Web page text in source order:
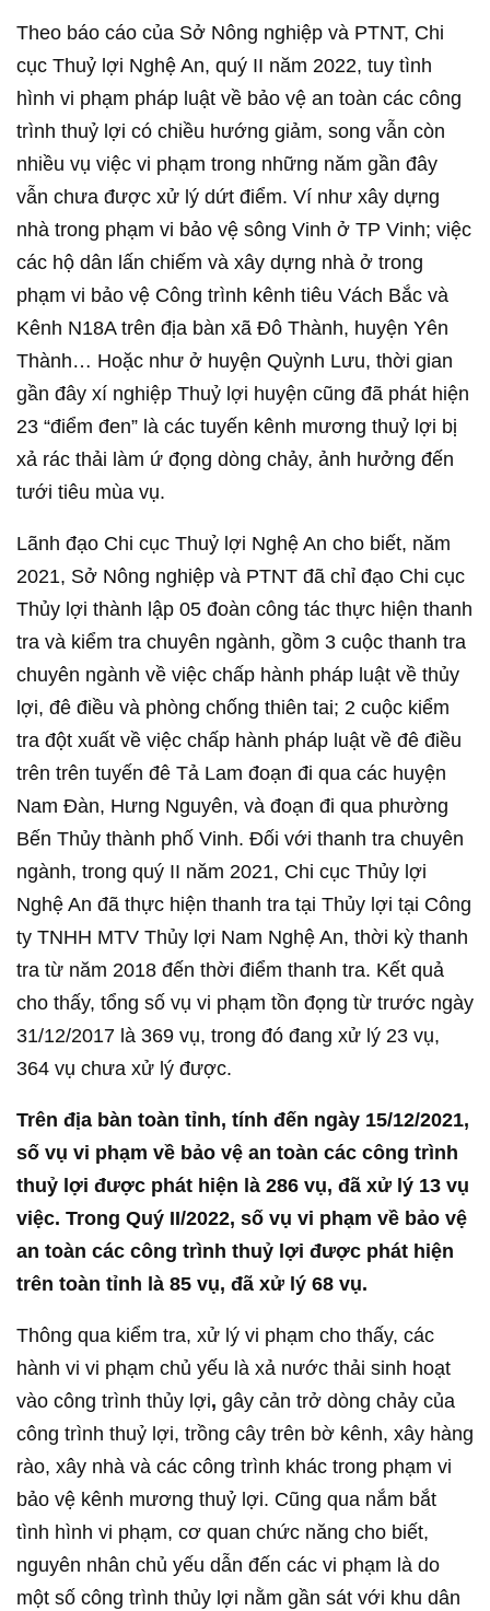
Theo báo cáo của Sở Nông nghiệp và PTNT, Chi
cục Thuỷ lợi Nghệ An, quý II năm 2022, tuy tình
hình vi phạm pháp luật về bảo vệ an toàn các công
trình thuỷ lợi có chiều hướng giảm, song vẫn còn
nhiều vụ việc vi phạm trong những năm gần đây
vẫn chưa được xử lý dứt điểm. Ví như xây dựng
nhà trong phạm vi bảo vệ sông Vinh ở TP Vinh; việc
các hộ dân lấn chiếm và xây dựng nhà ở trong
phạm vi bảo vệ Công trình kênh tiêu Vách Bắc và
Kênh N18A trên địa bàn xã Đô Thành, huyện Yên
Thành… Hoặc như ở huyện Quỳnh Lưu, thời gian
gần đây xí nghiệp Thuỷ lợi huyện cũng đã phát hiện
23 “điểm đen” là các tuyến kênh mương thuỷ lợi bị
xả rác thải làm ứ đọng dòng chảy, ảnh hưởng đến
tưới tiêu mùa vụ.
Lãnh đạo Chi cục Thuỷ lợi Nghệ An cho biết, năm
2021, Sở Nông nghiệp và PTNT đã chỉ đạo Chi cục
Thủy lợi thành lập 05 đoàn công tác thực hiện thanh
tra và kiểm tra chuyên ngành, gồm 3 cuộc thanh tra
chuyên ngành về việc chấp hành pháp luật về thủy
lợi, đê điều và phòng chống thiên tai; 2 cuộc kiểm
tra đột xuất về việc chấp hành pháp luật về đê điều
trên trên tuyến đê Tả Lam đoạn đi qua các huyện
Nam Đàn, Hưng Nguyên, và đoạn đi qua phường
Bến Thủy thành phố Vinh. Đối với thanh tra chuyên
ngành, trong quý II năm 2021, Chi cục Thủy lợi
Nghệ An đã thực hiện thanh tra tại Thủy lợi tại Công
ty TNHH MTV Thủy lợi Nam Nghệ An, thời kỳ thanh
tra từ năm 2018 đến thời điểm thanh tra. Kết quả
cho thấy, tổng số vụ vi phạm tồn đọng từ trước ngày
31/12/2017 là 369 vụ, trong đó đang xử lý 23 vụ,
364 vụ chưa xử lý được.
Trên địa bàn toàn tỉnh, tính đến ngày 15/12/2021,
số vụ vi phạm về bảo vệ an toàn các công trình
thuỷ lợi được phát hiện là 286 vụ, đã xử lý 13 vụ
việc. Trong Quý II/2022, số vụ vi phạm về bảo vệ
an toàn các công trình thuỷ lợi được phát hiện
trên toàn tỉnh là 85 vụ, đã xử lý 68 vụ.
Thông qua kiểm tra, xử lý vi phạm cho thấy, các
hành vi vi phạm chủ yếu là xả nước thải sinh hoạt
vào công trình thủy lợi, gây cản trở dòng chảy của
công trình thuỷ lợi, trồng cây trên bờ kênh, xây hàng
rào, xây nhà và các công trình khác trong phạm vi
bảo vệ kênh mương thuỷ lợi. Cũng qua nắm bắt
tình hình vi phạm, cơ quan chức năng cho biết,
nguyên nhân chủ yếu dẫn đến các vi phạm là do
một số công trình thủy lợi nằm gần sát với khu dân